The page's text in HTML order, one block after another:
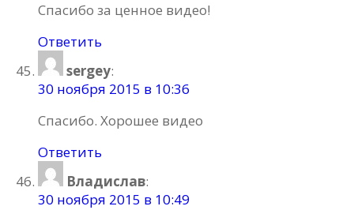
Спасибо за ценное видео!
Ответить
sergey:
30 ноября 2015 в 10:36
Спасибо. Хорошее видео
Ответить
Владислав:
30 ноября 2015 в 10:49